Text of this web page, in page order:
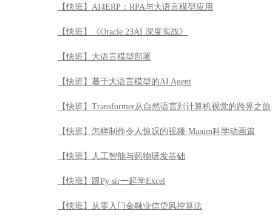
【快班】怎样制作令人惊叹的视频-Manim科学动画篇
【快班】人工智能与药物研发基础
【快班】跟Py sir一起学Excel
【快班】从零入门金融业信贷风控算法
【快班】并行化计算与CUDA编程
【快班】Python数据处理实战：基于真实场景的数据
【快班】量化投资基础计算与模型
【快班】Architecting on AWS架构与实践
【快班】Node.js Web开发实战